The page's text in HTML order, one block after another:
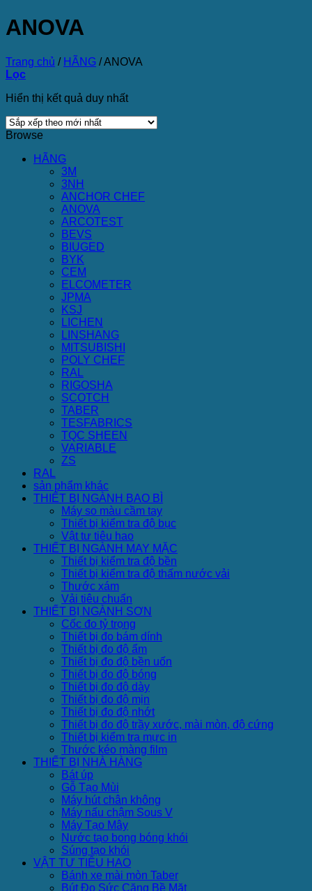
ANOVA
Trang chủ / HÃNG /ANOVA
Lọc
Hiển thị kết quả duy nhất
Browse
HÃNG
3M
3NH
ANCHOR CHEF
ANOVA
ARCOTEST
BEVS
BIUGED
BYK
CEM
ELCOMETER
JPMA
KSJ
LICHEN
LINSHANG
MITSUBISHI
POLY CHEF
RAL
RIGOSHA
SCOTCH
TABER
TESFABRICS
TQC SHEEN
VARIABLE
ZS
RAL
sản phẩm khác
THIẾT BỊ NGÀNH BAO BÌ
Máy so màu cầm tay
Thiết bị kiểm tra độ bục
Vật tư tiêu hao
THIẾT BỊ NGÀNH MAY MẶC
Thiết bị kiểm tra độ bền
Thiết bị kiểm tra độ thấm nước vải
Thước xám
Vải tiêu chuẩn
THIẾT BỊ NGÀNH SƠN
Cốc đo tỷ trọng
Thiết bị đo bám dính
Thiết bị đo độ ẩm
Thiết bị đo độ bền uốn
Thiết bị đo độ bóng
Thiết bị đo độ dày
Thiết bị đo độ mịn
Thiết bị đo độ nhớt
Thiết bị đo độ trầy xước, mài mòn, độ cứng
Thiết bị kiểm tra mực in
Thước kéo màng film
THIẾT BỊ NHÀ HÀNG
Bát úp
Gỗ Tạo Mùi
Máy hút chân không
Máy nấu chậm Sous V
Máy Tạo Mây
Nước tạo bong bóng khói
Súng tạo khói
VẬT TƯ TIÊU HAO
Bánh xe mài mòn Taber
Bút Đo Sức Căng Bề Mặt